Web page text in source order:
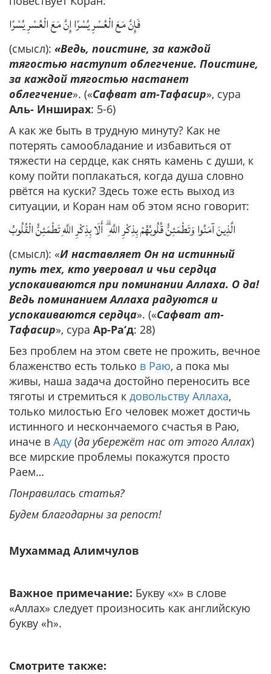
فَإِنَّ مَعَ الْعُسْرِ يُسْرًا إِنَّ مَعَ الْعُسْرِ يُسْرًا
(смысл): «Ведь, поистине, за каждой
тягостью наступит облегчение. Поистине,
за каждой тягостью настанет
облегчение». («Сафват ат-Тафасир», сура
Аль- Инширах: 5-6)
А как же быть в трудную минуту? Как не
потерять самообладание и избавиться от
тяжести на сердце, как снять камень с души, к
кому пойти поплакаться, когда душа словно
рвётся на куски? Здесь тоже есть выход из
ситуации, и Коран нам об этом ясно говорит:
الَّذِينَ آمَنُوا وَتَطْمَئِنُّ قُلُوبُهُمْ بِذِكْرِ اللَّهِ ۗ أَلَا بِذِكْرِ اللَّهِ تَطْمَئِنُّ الْقُلُوبُ
(смысл): «И наставляет Он на истинный
путь тех, кто уверовал и чьи сердца
успокаиваются при поминании Аллаха. О да!
Ведь поминанием Аллаха радуются и
успокаиваются сердца». («Сафват ат-
Тафасир», сура Ар-Ра‘д: 28)
Без проблем на этом свете не прожить, вечное
блаженство есть только в Раю, а пока мы
живы, наша задача достойно переносить все
тяготы и стремиться к довольству Аллаха,
только милостью Его человек может достичь
истинного и нескончаемого счастья в Раю,
иначе в Аду (да убережёт нас от этого Аллах)
все мирские проблемы покажутся просто
Раем…
Понравилась статья?
Будем благодарны за репост!
Мухаммад Алимчулов
Важное примечание: Букву «х» в слове
«Аллах» следует произносить как английскую
букву «h».
Смотрите также: